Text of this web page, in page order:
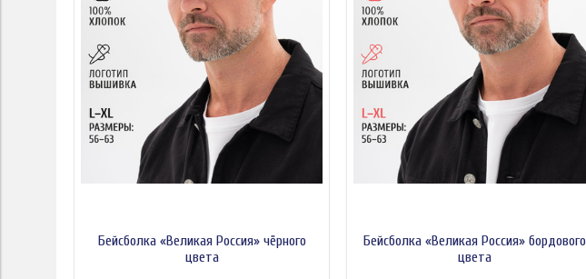
Бейсболка «Великая Россия» чёрного
цвета
Бейсболка «Великая Россия» бордового
цвета